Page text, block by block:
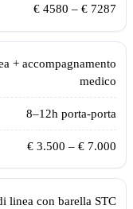
€ 4580 – € 7287
+ accompagnamento
medico
8–12h porta-porta
€ 3.500 – € 7.000
linea con barella STC